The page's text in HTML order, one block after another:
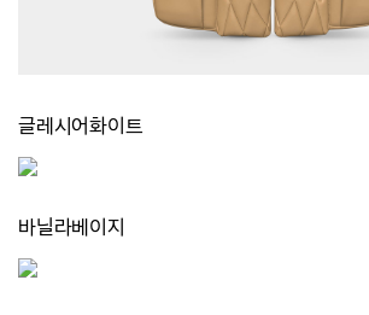
글레시어화이트
바닐라베이지